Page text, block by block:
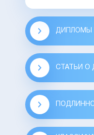
ДИПЛОМЫ
СТАТЬИ О